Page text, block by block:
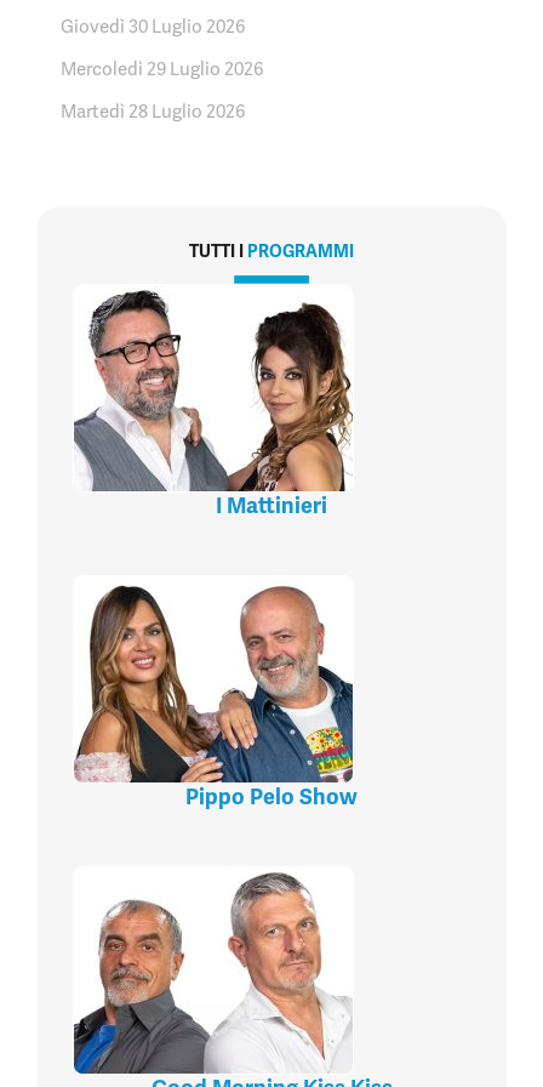
Giovedì 30 Luglio 2026
Mercoledì 29 Luglio 2026
Martedì 28 Luglio 2026
TUTTI I PROGRAMMI
I Mattinieri
Pippo Pelo Show